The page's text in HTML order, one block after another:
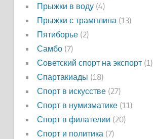
Прыжки в воду(4)
Прыжки с трамплина (13)
Пятиборье(2)
Самбо(7)
Советский спорт на экспорт(1)
Спартакиады (18)
Спорт в искусстве(27)
Спорт в нумизматике(11)
Спорт в филателии (20)
Спорт и политика (7)